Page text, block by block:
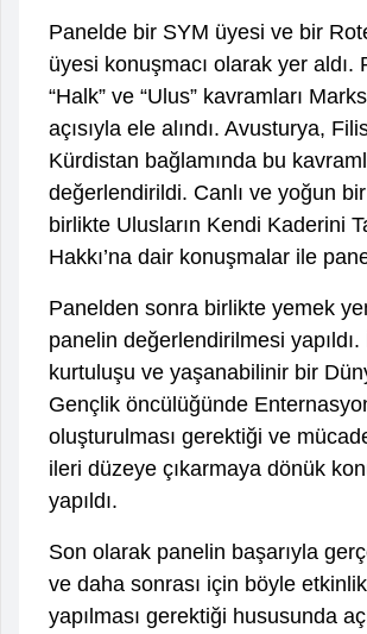
Panelde bir SYM üyesi ve bir
üyesi konuşmacı olarak yer aldı.
“Halk” ve “Ulus” kavramları
açısıyla ele alındı. Avusturya,
Kürdistan bağlamında bu
değerlendirildi. Canlı ve yoğun
birlikte Ulusların Kendi Kaderini
Hakkı’na dair konuşmalar ile
Panelden sonra birlikte yemek
panelin değerlendirilmesi yapıldı.
kurtuluşu ve yaşanabilinir bir
Gençlik öncülüğünde
oluşturulması gerektiği ve
ileri düzeye çıkarmaya dönük
yapıldı.
Son olarak panelin başarıyla
ve daha sonrası için böyle
yapılması gerektiği hususunda